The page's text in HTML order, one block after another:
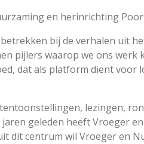
en herinrichting
bij de verhalen uit
pijlers waarop we ons
dat als platform dient
lezingen,
geleden heeft Vroeger
dit centrum wil Vroeger en